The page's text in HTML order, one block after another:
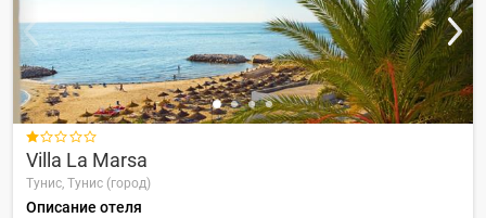

Villa La Marsa
Тунис, Тунис (город)
Описание отеля